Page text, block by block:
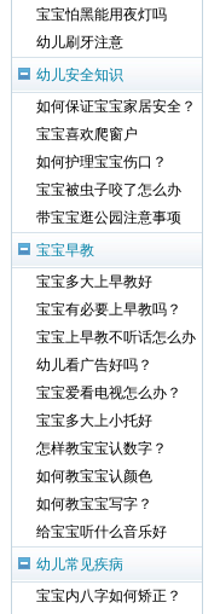
宝宝怕黑能用夜灯吗
幼儿刷牙注意
幼儿安全知识
如何保证宝宝家居安全？
宝宝喜欢爬窗户
如何护理宝宝伤口？
宝宝被虫子咬了怎么办
带宝宝逛公园注意事项
宝宝早教
宝宝多大上早教好
宝宝有必要上早教吗？
宝宝上早教不听话怎么办
幼儿看广告好吗？
宝宝爱看电视怎么办？
宝宝多大上小托好
怎样教宝宝认数字？
如何教宝宝认颜色
如何教宝宝写字？
给宝宝听什么音乐好
幼儿常见疾病
宝宝内八字如何矫正？